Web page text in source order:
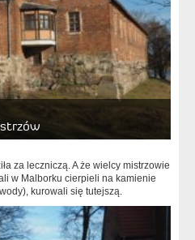
za leczniczą. A że wielcy mistrzowie
w Malborku cierpieli na kamienie
kurowali się tutejszą.